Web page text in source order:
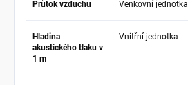
Průtok vzduchu Venkovní jednotka
Hladina
akustického tlaku v
1 m
Vnitřní jednotka